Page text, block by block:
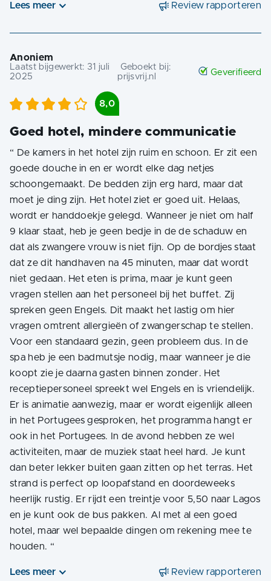
Lees meer Review rapporteren
Anoniem
Laatst bijgewerkt: 31 juli
2025
Geboekt bij:
prijsvrij.nl
Geverifieerd
8,0
Goed hotel, mindere communicatie
“ De kamers in het hotel zijn ruim en schoon. Er zit een
goede douche in en er wordt elke dag netjes
schoongemaakt. De bedden zijn erg hard, maar dat
moet je ding zijn. Het hotel ziet er goed uit. Helaas,
wordt er handdoekje gelegd. Wanneer je niet om half
9 klaar staat, heb je geen bedje in de de schaduw en
dat als zwangere vrouw is niet fijn. Op de bordjes staat
dat ze dit handhaven na 45 minuten, maar dat wordt
niet gedaan. Het eten is prima, maar je kunt geen
vragen stellen aan het personeel bij het buffet. Zij
spreken geen Engels. Dit maakt het lastig om hier
vragen omtrent allergieën of zwangerschap te stellen.
Voor een standaard gezin, geen probleem dus. In de
spa heb je een badmutsje nodig, maar wanneer je die
koopt zie je daarna gasten binnen zonder. Het
receptiepersoneel spreekt wel Engels en is vriendelijk.
Er is animatie aanwezig, maar er wordt eigenlijk alleen
in het Portugees gesproken, het programma hangt er
ook in het Portugees. In de avond hebben ze wel
activiteiten, maar de muziek staat heel hard. Je kunt
dan beter lekker buiten gaan zitten op het terras. Het
strand is perfect op loopafstand en doordeweeks
heerlijk rustig. Er rijdt een treintje voor 5,50 naar Lagos
en je kunt ook de bus pakken. Al met al een goed
hotel, maar wel bepaalde dingen om rekening mee te
houden. “
Lees meer Review rapporteren